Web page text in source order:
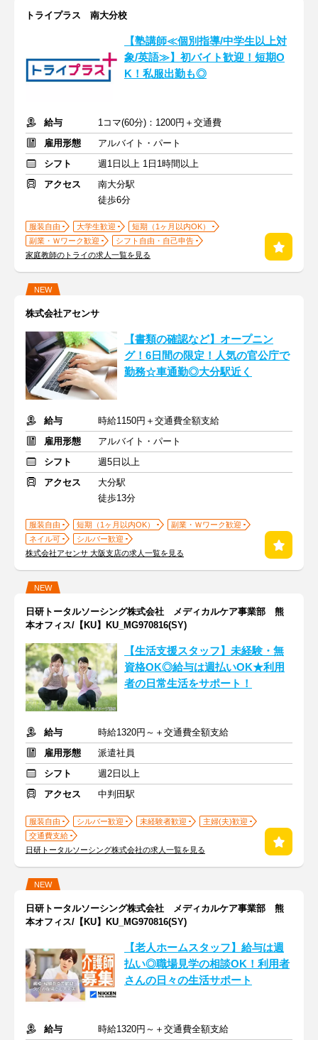
トライプラス 南大分校
【塾講師≪個別指導/中学生以上対
象/英語≫】初バイト歓迎！短期O
K！私服出勤も◎
給与
1コマ(60分)：1200円＋交通費
雇用形態
アルバイト・パート
シフト
週1日以上 1日1時間以上
アクセス
南大分駅
徒歩6分
服装自由 大学生歓迎
短期（1ヶ月以内OK）
副業・Ｗワーク歓迎
シフト自由・自己申告
家庭教師のトライの求人一覧を見る
NEW
株式会社アセンサ
【書類の確認など】オープニン
グ！6日間の限定！人気の官公庁で
勤務☆車通勤◎大分駅近く
給与
時給1150円＋交通費全額支給
雇用形態
アルバイト・パート
シフト
週5日以上
アクセス
大分駅
徒歩13分
服装自由 短期（1ヶ月以内OK）
副業・Ｗワーク歓迎
ネイル可
シルバー歓迎
株式会社アセンサ 大阪支店の求人一覧を見る
NEW
日研トータルソーシング株式会社 メディカルケア事業部 熊
本オフィス/【KU】KU_MG970816(SY)
【生活支援スタッフ】未経験・無
資格OK◎給与は週払いOK★利用
者の日常生活をサポート！
給与
時給1320円～＋交通費全額支給
雇用形態
派遣社員
シフト
週2日以上
アクセス
中判田駅
服装自由 シルバー歓迎 未経験者歓迎
主婦(夫)歓迎
交通費支給
日研トータルソーシング株式会社の求人一覧を見る
NEW
日研トータルソーシング株式会社 メディカルケア事業部 熊
本オフィス/【KU】KU_MG970816(SY)
【老人ホームスタッフ】給与は週
払い◎職場見学の相談OK！利用者
さんの日々の生活サポート
給与
時給1320円～＋交通費全額支給